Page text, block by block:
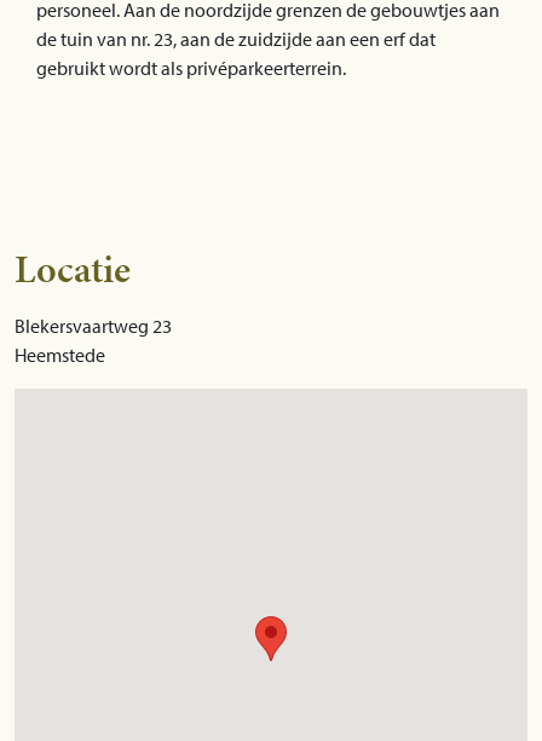
personeel. Aan de noordzijde grenzen de gebouwtjes aan
de tuin van nr. 23, aan de zuidzijde aan een erf dat
gebruikt wordt als privéparkeerterrein.
Locatie
Blekersvaartweg 23
Heemstede